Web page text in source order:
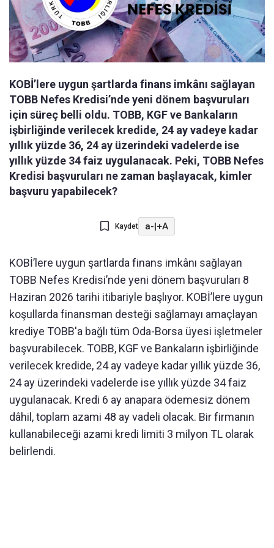
KOBİ’lere uygun şartlarda finans imkânı sağlayan
TOBB Nefes Kredisi’nde yeni dönem başvuruları
için süreç belli oldu. TOBB, KGF ve Bankaların
işbirliğinde verilecek kredide, 24 ay vadeye kadar
yıllık yüzde 36, 24 ay üzerindeki vadelerde ise
yıllık yüzde 34 faiz uygulanacak. Peki, TOBB Nefes
Kredisi başvuruları ne zaman başlayacak, kimler
başvuru yapabilecek?
Kaydet a-|+A
KOBİ’lere uygun şartlarda finans imkânı sağlayan
TOBB Nefes Kredisi’nde yeni dönem başvuruları 8
Haziran 2026 tarihi itibariyle başlıyor. KOBİ’lere uygun
koşullarda finansman desteği sağlamayı amaçlayan
krediye TOBB'a bağlı tüm Oda-Borsa üyesi işletmeler
başvurabilecek. TOBB, KGF ve Bankaların işbirliğinde
verilecek kredide, 24 ay vadeye kadar yıllık yüzde 36,
24 ay üzerindeki vadelerde ise yıllık yüzde 34 faiz
uygulanacak. Kredi 6 ay anapara ödemesiz dönem
dâhil, toplam azami 48 ay vadeli olacak. Bir firmanın
kullanabileceği azami kredi limiti 3 milyon TL olarak
belirlendi.